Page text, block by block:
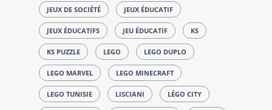
JEUX DE SOCIÉTÉ JEUX ÉDUCATIF
JEUX ÉDUCATIFS JEU ÉDUCATIF KS
KS PUZZLE LEGO LEGO DUPLO
LEGO MARVEL LEGO MINECRAFT
LEGO TUNISIE LISCIANI LÉGO CITY